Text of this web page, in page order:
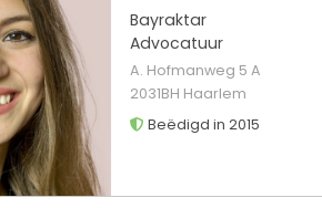
Bayraktar
Advocatuur
A. Hofmanweg 5 A
2031BH Haarlem
Beëdigd in 2015